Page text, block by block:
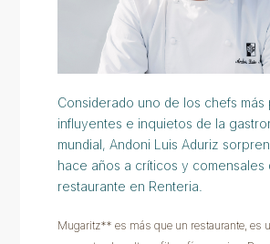
Considerado uno de los chefs más
influyentes e inquietos de la
mundial, Andoni Luis Aduriz
hace años a críticos y comensales
restaurante en Renteria.
Mugaritz** es más que un restaurante, es